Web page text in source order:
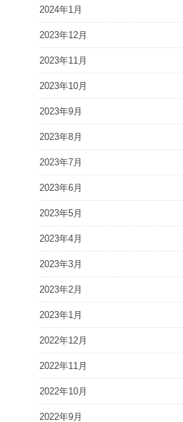
2024年1月
2023年12月
2023年11月
2023年10月
2023年9月
2023年8月
2023年7月
2023年6月
2023年5月
2023年4月
2023年3月
2023年2月
2023年1月
2022年12月
2022年11月
2022年10月
2022年9月